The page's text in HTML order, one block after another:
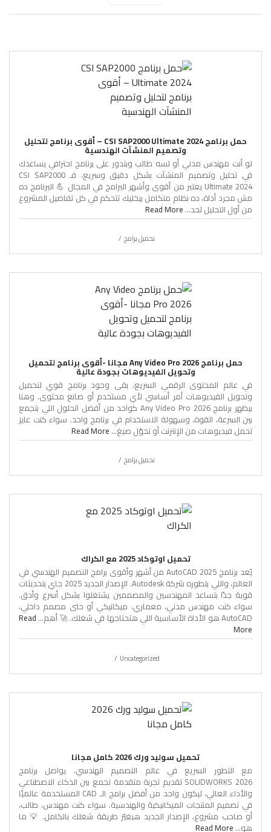
حمل برنامج CSI SAP2000 Ultimate 2024 – أقوى برنامج لتحليل
وتصميم المنشآت الهندسية
لو أنت مهندس مدني أو لسه طالب وبتدور على برنامج احترافي يساعدك
في تحليل وتصميم المنشآت بشكل دقيق وسريع، فـ CSI SAP2000
Ultimate 2024 يعتبر من أقوى وأشهر البرامج في المجال 💪 البرنامج ده
مش مجرد أداة، ده نظام متكامل بيخليك تتحكم في كل تفاصيل المشروع
من أول التحليل لحد... Read More
تحميل برامج
حمل برنامج Any Video Pro 2026 مجانا -أقوى برنامج لتحميل
وتحويل الفيديوهات بجودة عالية
في عالم المحتوى الرقمي السريع، بقى وجود برنامج قوي لتحميل
وتحويل الفيديوهات أمر أساسي لأي مستخدم أو صانع محتوى. وهنا
بيظهر برنامج Any Video Pro 2026 كواحد من أفضل الحلول اللي بتجمع
بين السرعة، القوة، وسهولة الاستخدام في برنامج واحد. سواء كنت عايز
تحمل فيديوهات من الإنترنت أو تحوّل صيغ... Read More
تحميل برامج
تحميل اوتوكاد 2025 مع الكراك
يُعد برنامج AutoCAD 2025 من أشهر وأقوى برامج التصميم الهندسي في
العالم، واللي بتطوره شركة Autodesk. الإصدار الجديد 2025 جاي بتحديثات
قوية جدًا بتساعد المهندسين والمصممين يشتغلوا بشكل أسرع وأدق.
سواء كنت مهندس مدني، معماري، ميكانيكي أو حتى مصمم داخلي،
AutoCAD هو الأداة الأساسية اللي هتحتاجها في شغلك. 🚀 أهم... Read
More
Uncategorized
تحميل سوليد ورك 2026 كامل مجانا
مع التطور السريع في عالم التصميم الهندسي، يواصل برنامج
SOLIDWORKS 2026 تقديم تجربة متقدمة تجمع بين الذكاء الاصطناعي
والأداء العالي، ليكون واحد من أفضل برامج الـ CAD المستخدمة عالميًا
في تصميم المنتجات الميكانيكية والهندسية. سواء كنت مهندس، طالب،
أو صاحب مشروع، الإصدار الجديد هيغيّر طريقة شغلك بالكامل. 💡 ما
هو... Read More